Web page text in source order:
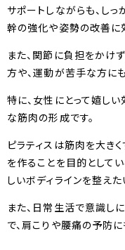
サポートしながらも、し
幹の強化や姿勢の改善に
また、関節に負担をかけ
方や、運動が苦手な方に
特に、女性にとって嬉し
な筋肉の形成です。
ピラティスは筋肉を大き
を作ることを目的として
しいボディラインを整えた
また、日常生活で意識し
で、肩こりや腰痛の予防に